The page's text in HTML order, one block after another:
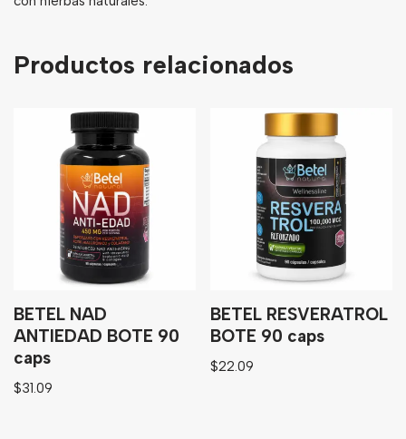
Productos relacionados
BETEL NAD
ANTIEDAD BOTE 90
caps
$31.09
BETEL RESVERATROL
BOTE 90 caps
$22.09